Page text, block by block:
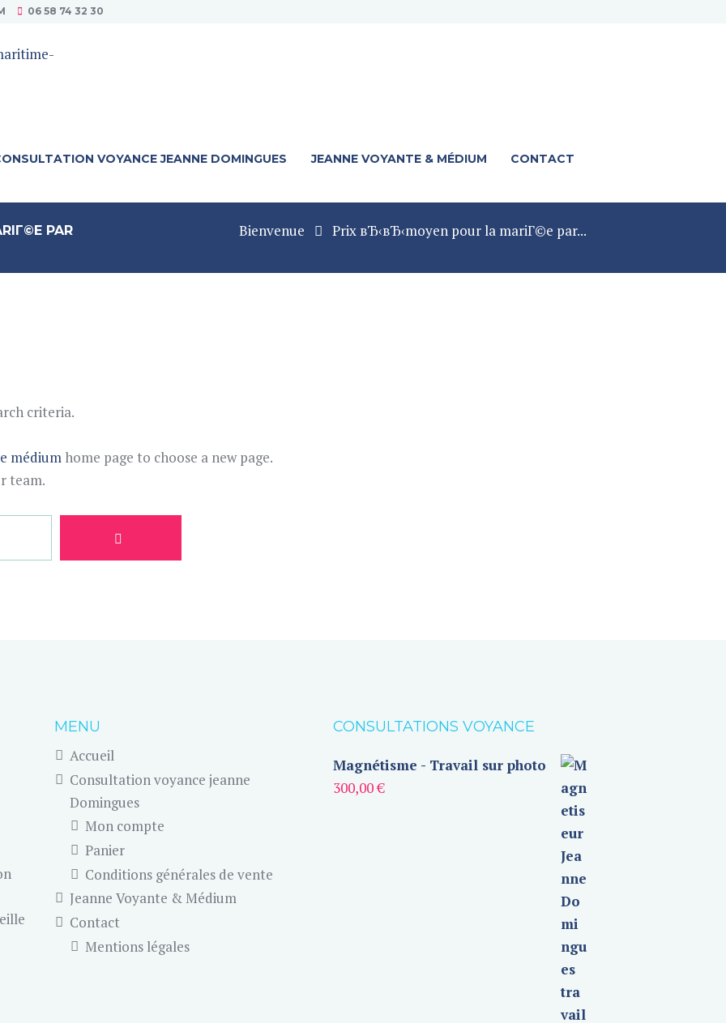
06 58 74 32 30
VOYANCE JEANNE DOMINGUES JEANNE VOYANTE & MÉDIUM CONTACT
PAR Bienvenue Prix вЂ‹вЂ‹moyen pour la mariГ©e par...
criteria.
médium home page to choose a new page.
team.
MENU
Accueil
Consultation voyance jeanne
Domingues
Mon compte
Panier
Conditions générales de vente
Jeanne Voyante & Médium
Contact
Mentions légales
CONSULTATIONS VOYANCE
Magnétisme - Travail sur photo
300,00€